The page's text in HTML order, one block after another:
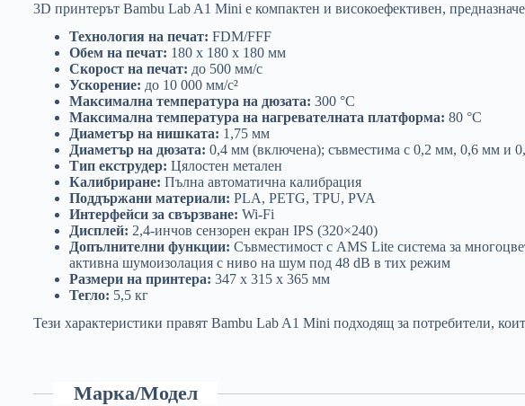
3D принтерът Bambu Lab A1 Mini е компактен и високоефективен,
Технология на печат: FDM/FFF
Обем на печат: 180 x 180 x 180 мм
Скорост на печат: до 500 мм/с
Ускорение: до 10 000 мм/с²
Максимална температура на дюзата: 300 °C
Максимална температура на нагревателната платформа: 80 °C
Диаметър на нишката: 1,75 мм
Диаметър на дюзата: 0,4 мм (включена); съвместима с 0,2 мм, 0,6 мм и
Тип екструдер: Цялостен метален
Калибриране: Пълна автоматична калибрация
Поддържани материали: PLA, PETG, TPU, PVA
Интерфейси за свързване: Wi-Fi
Дисплей: 2,4-инчов сензорен екран IPS (320×240)
Допълнителни функции: Съвместимост с AMS Lite система за
активна шумоизолация с ниво на шум под 48 dB в тих режим
Размери на принтера: 347 x 315 x 365 мм
Тегло: 5,5 кг
Тези характеристики правят Bambu Lab A1 Mini подходящ за потребители,
Марка/Модел